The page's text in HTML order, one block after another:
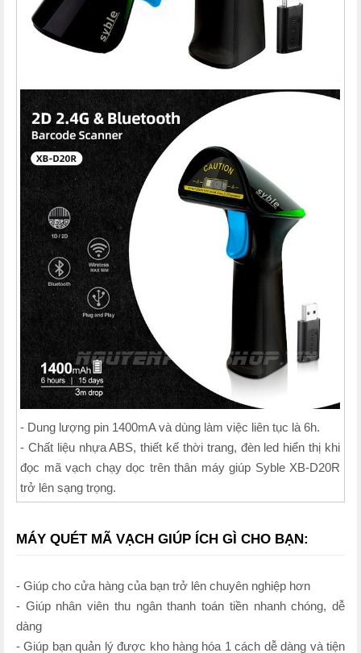
- Dung lượng pin 1400mA và dùng làm việc liên tục là 6h.
- Chất liệu nhựa ABS, thiết kế thời trang, đèn led hiển thị khi
đọc mã vạch chạy dọc trên thân máy giúp Syble XB-D20R
trở lên sạng trọng.
MÁY QUÉT MÃ VẠCH GIÚP ÍCH GÌ CHO BẠN:
- Giúp cho cửa hàng của bạn trở lên chuyên nghiệp hơn
- Giúp nhân viên thu ngân thanh toán tiền nhanh chóng, dễ
dàng
- Giúp bạn quản lý được kho hàng hóa 1 cách dễ dàng và tiện